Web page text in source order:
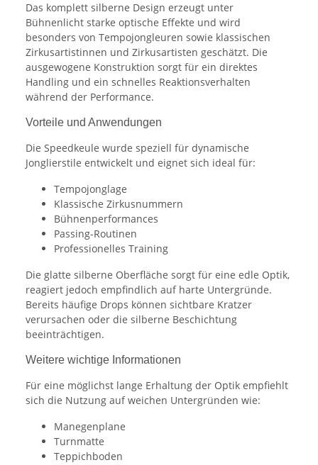
Das komplett silberne Design erzeugt unter
Bühnenlicht starke optische Effekte und wird
besonders von Tempojongleuren sowie klassischen
Zirkusartistinnen und Zirkusartisten geschätzt. Die
ausgewogene Konstruktion sorgt für ein direktes
Handling und ein schnelles Reaktionsverhalten
während der Performance.
Vorteile und Anwendungen
Die Speedkeule wurde speziell für dynamische
Jonglierstile entwickelt und eignet sich ideal für:
Tempojonglage
Klassische Zirkusnummern
Bühnenperformances
Passing-Routinen
Professionelles Training
Die glatte silberne Oberfläche sorgt für eine edle Optik,
reagiert jedoch empfindlich auf harte Untergründe.
Bereits häufige Drops können sichtbare Kratzer
verursachen oder die silberne Beschichtung
beeinträchtigen.
Weitere wichtige Informationen
Für eine möglichst lange Erhaltung der Optik empfiehlt
sich die Nutzung auf weichen Untergründen wie:
Manegenplane
Turnmatte
Teppichboden